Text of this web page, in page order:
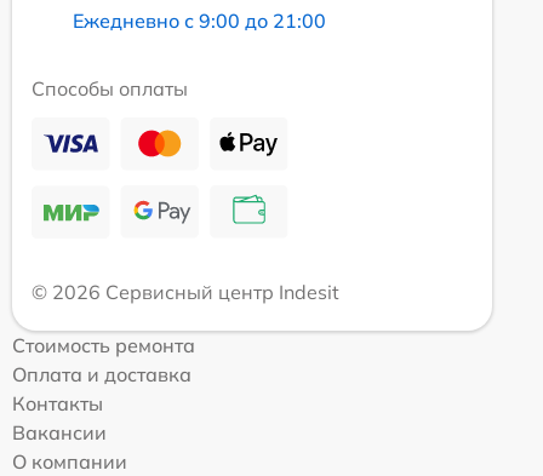
Ежедневно с 9:00 до 21:00
Способы оплаты
© 2026 Сервисный центр Indesit
Стоимость ремонта
Оплата и доставка
Контакты
Вакансии
О компании